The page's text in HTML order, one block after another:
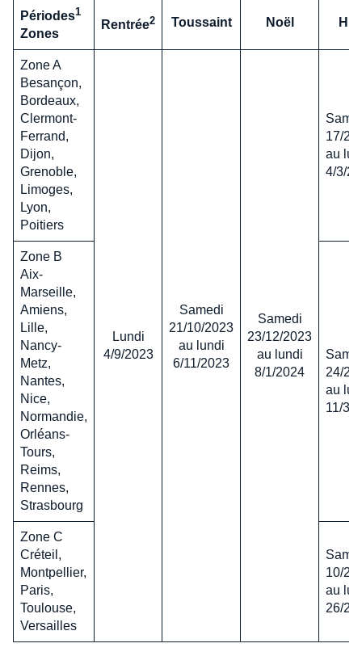
Périodes1
Zones
Rentrée2 Toussaint Noël
Zone A
Besançon,
Bordeaux,
Clermont-
Ferrand,
Dijon,
Grenoble,
Limoges,
Lyon,
Poitiers
Lundi
4/9/2023
Samedi
21/10/2023
au lundi
6/11/2023
Samedi
23/12/2023
au lundi
8/1/2024
17/2/
au
4/3/
Zone B
Aix-
Marseille,
Amiens,
Lille,
Nancy-
Metz,
Nantes,
Nice,
Normandie,
Orléans-
Tours,
Reims,
Rennes,
Strasbourg
24/2/
au
11/3/
Zone C
Créteil,
Montpellier,
Paris,
Toulouse,
Versailles
10/2/
au
26/2/